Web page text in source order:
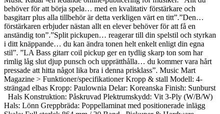
behöver för att börja spela… med en kvalitativ förstärkare och
basgitarr plus alla tillbehör är detta verkligen värt en titt”.”Den…
förstärkaren erbjuder nästan allt en elever behöver för att få en
anständig ton”.”Split pickupen… reagerar till din spelstil och styrkan
i ditt knäppande… du kan ändra tonen helt enkelt enligt din egna
stil”. ”LA Bass gitarr coil pickup ger en tydlig skarp ton som har
rimlig låg slut djup punsch och upprätthålla… du kommer vara hårt
pressade att hitta något lika bra i denna prisklass”. Music Mart
Magazine > Funktioner/specifikationer Kropp & stall Modell: 4-
strängad elbas Kropp: Paulownia Delar: Koreanska Finish: Sunburst
Hals Konstruktion: Påskruvad Plektrumskydd: Vit 3-Ply (W/B/W)
Hals: Lönn Greppbräda: Poppellaminat med positionerade inlägg